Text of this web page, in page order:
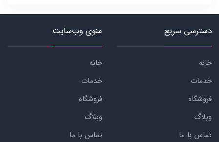
دسترسی سریع
خانه
خدمات
فروشگاه
وبلاگ
تماس با ما
منوی وب‌سایت
خانه
خدمات
فروشگاه
وبلاگ
تماس با ما